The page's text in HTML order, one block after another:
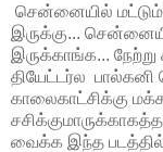
சென்னையில் மட்டும்
இருக்கு...
இருக்காங்க...
தியேட்டர்ல பால்கனி
காலைகாட்சிக்கு
வைக்க இந்த படத்தில்